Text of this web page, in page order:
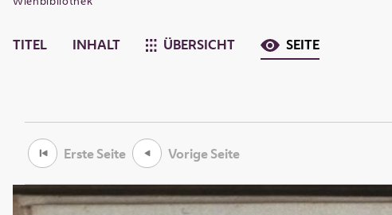
TITEL INHALT ÜBERSICHT SEITE
Erste Seite Vorige Seite